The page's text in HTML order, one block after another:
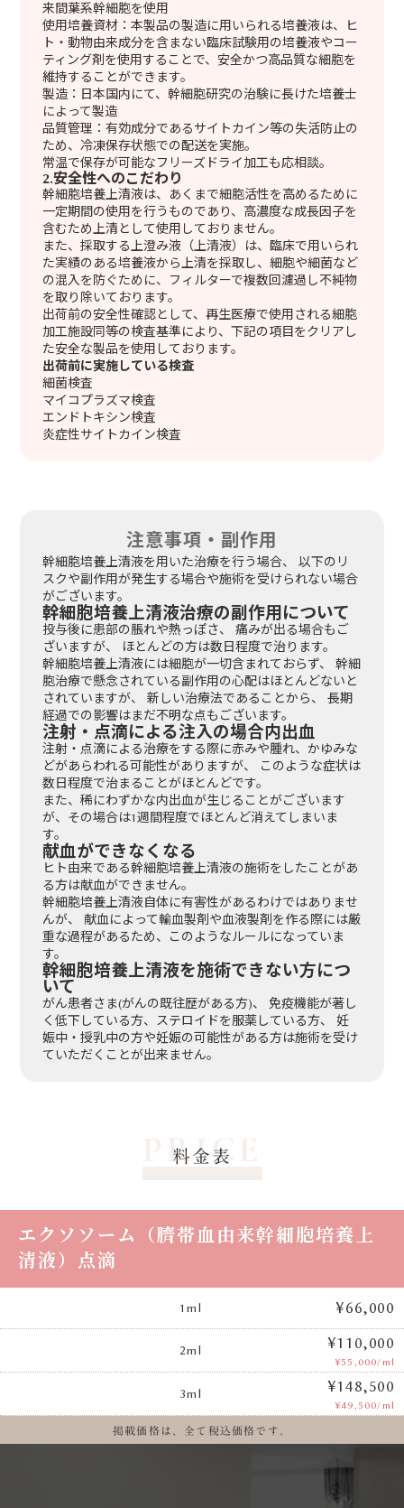
来間葉系幹細胞を使用
使用培養資材：本製品の製造に用いられる培養液は、ヒ
ト・動物由来成分を含まない臨床試験用の培養液やコー
ティング剤を使用することで、安全かつ高品質な細胞を
維持することができます。
製造：日本国内にて、幹細胞研究の治験に長けた培養士
によって製造
品質管理：有効成分であるサイトカイン等の失活防止の
ため、冷凍保存状態での配送を実施。
常温で保存が可能なフリーズドライ加工も応相談。
2.安全性へのこだわり
幹細胞培養上清液は、あくまで細胞活性を高めるために
一定期間の使用を行うものであり、高濃度な成長因子を
含むため上清として使用しておりません。
また、採取する上澄み液（上清液）は、臨床で用いられ
た実績のある培養液から上清を採取し、細胞や細菌など
の混入を防ぐために、フィルターで複数回濾過し不純物
を取り除いております。
出荷前の安全性確認として、再生医療で使用される細胞
加工施設同等の検査基準により、下記の項目をクリアし
た安全な製品を使用しております。
出荷前に実施している検査
細菌検査
マイコプラズマ検査
エンドトキシン検査
炎症性サイトカイン検査
注意事項・副作用
幹細胞培養上清液を用いた治療を行う場合、 以下のリ
スクや副作用が発生する場合や施術を受けられない場合
がございます。
幹細胞培養上清液治療の副作用について
投与後に患部の脹れや熱っぽさ、 痛みが出る場合もご
ざいますが、 ほとんどの方は数日程度で治ります。
幹細胞培養上清液には細胞が一切含まれておらず、 幹細
胞治療で懸念されている副作用の心配はほとんどないと
されていますが、 新しい治療法であることから、 長期
経過での影響はまだ不明な点もございます。
注射・点滴による注入の場合内出血
注射・点滴による治療をする際に赤みや腫れ、かゆみな
どがあらわれる可能性がありますが、 このような症状は
数日程度で治まることがほとんどです。
また、稀にわずかな内出血が生じることがございます
が、その場合は1週間程度でほとんど消えてしまいま
す。
献血ができなくなる
ヒト由来である幹細胞培養上清液の施術をしたことがあ
る方は献血ができません。
幹細胞培養上清液自体に有害性があるわけではありませ
んが、 献血によって輸血製剤や血液製剤を作る際には厳
重な過程があるため、このようなルールになっていま
す。
幹細胞培養上清液を施術できない方につ
いて
がん患者さま(がんの既往歴がある方)、 免疫機能が著し
く低下している方、ステロイドを服薬している方、 妊
娠中・授乳中の方や妊娠の可能性がある方は施術を受け
ていただくことが出来ません。
料金表
PRICE
エクソソーム（臍帯血由来幹細胞培養上
清液）点滴
1ml ¥66,000
2ml ¥110,000
¥55,000/ml
3ml ¥148,500
¥49,500/ml
掲載価格は、全て税込価格です。